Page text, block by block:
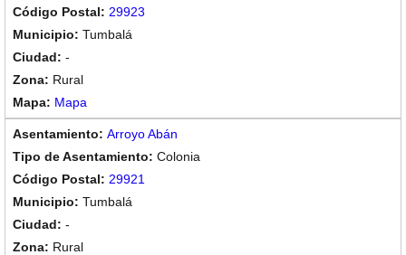
29923
Tumbalá
-
Rural
Mapa
Arroyo Abán
Colonia
29921
Tumbalá
-
Rural